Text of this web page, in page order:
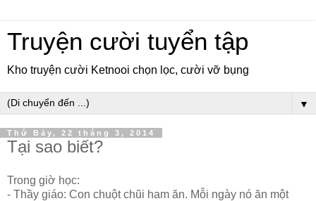
Truyện cười tuyển tập
Kho truyện cười Ketnooi chọn lọc, cười vỡ bụng
▼
Thứ Bảy, 22 tháng 3, 2014
Tại sao biết?
Trong giờ học:
- Thầy giáo: Con chuột chũi ham ăn. Mỗi ngày nó ăn một